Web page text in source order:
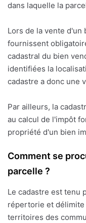
dans laquelle la
Lors de la vente d'un
fournissent
cadastral du bien
identifiées la
cadastre a donc une
Par ailleurs, la
au calcul de l'impôt
propriété d'un bien
Comment se
parcelle ?
Le cadastre est tenu
répertorie et
territoires des